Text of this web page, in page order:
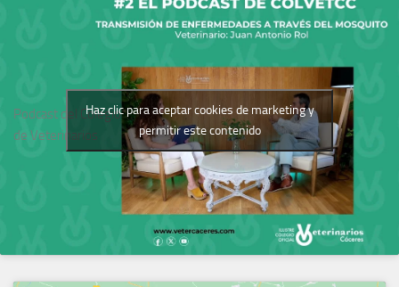
Podcast del Colegio
de Veterinarios
Haz clic para aceptar cookies de marketing y
permitir este contenido